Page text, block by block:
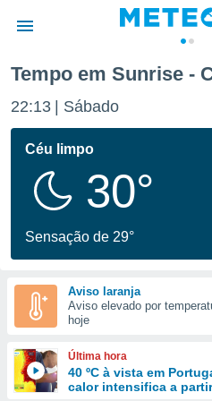
da
foi
fornecidas
a este
das
e
forma
digital
Tempo em Sunrise -
22:13 Sábado
Céu limpo
30°
Sensação de 29°
Aviso laranja
Aviso elevado por
hoje
Última hora
40 ºC à vista em
calor intensifica a